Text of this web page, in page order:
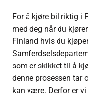
For å kjøre bil riktig i
med deg når du
Finland hvis du
som er skikket til å
denne prosessen tar
kan være. Derfor er